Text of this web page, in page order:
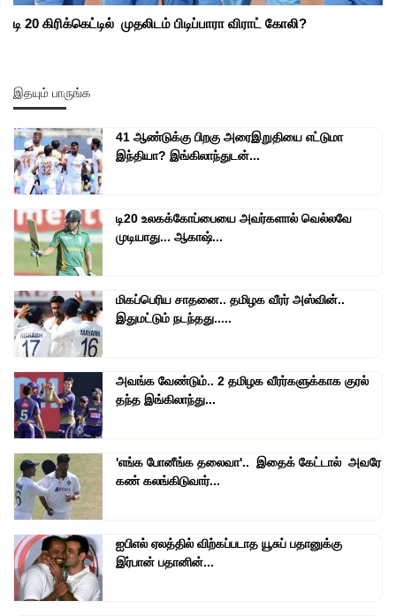
டி 20 கிரிக்கெட்டில் முதலிடம் பிடிப்பாரா விராட் கோலி?
இதயும் பாருங்க
41 ஆண்டுக்கு பிறகு அரைஇறுதியை எட்டுமா
இந்தியா? இங்கிலாந்துடன்...
டி20 உலகக்கோப்பையை அவர்களால் வெல்லவே
முடியாது... ஆகாஷ்...
மிகப்பெரிய சாதனை.. தமிழக வீரர் அஸ்வின்..
இதுமட்டும் நடந்தது.....
அவங்க வேண்டும்.. 2 தமிழக வீரர்களுக்காக குரல்
தந்த இங்கிலாந்து...
'எங்க போனீங்க தலைவா'.. இதைக் கேட்டால் அவரே
கண் கலங்கிடுவார்...
ஐபிஎல் ஏலத்தில் விற்கப்படாத யூசுப் பதானுக்கு
இர்பான் பதானின்...